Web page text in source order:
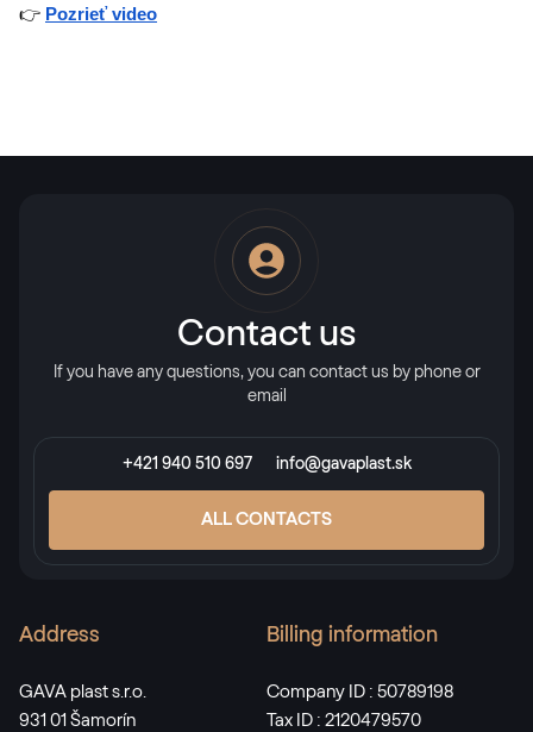
👉 Pozrieť video
Contact us
If you have any questions, you can contact us by phone or
email
+421 940 510 697 info@gavaplast.sk
ALL CONTACTS
Address
GAVA plast s.r.o.
931 01 Šamorín
Billing information
Company ID : 50789198
Tax ID : 2120479570